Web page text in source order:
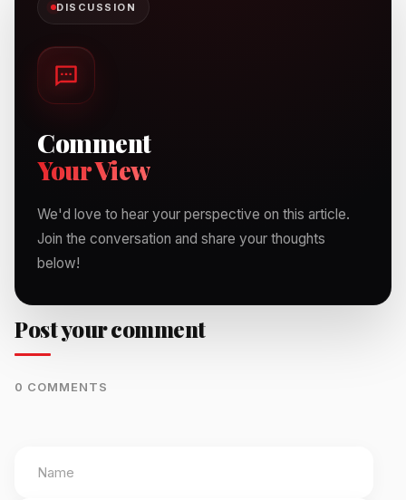
DISCUSSION
Comment
Your View
We'd love to hear your perspective on this article.
Join the conversation and share your thoughts
below!
Post your comment
0 COMMENTS